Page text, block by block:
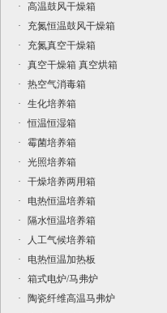
·
高温鼓风干燥箱
·
充氮恒温鼓风干燥箱
·
充氮真空干燥箱
·
真空干燥箱 真空烘箱
·
热空气消毒箱
·
生化培养箱
·
恒温恒湿箱
·
霉菌培养箱
·
光照培养箱
·
干燥培养两用箱
·
电热恒温培养箱
·
隔水恒温培养箱
·
人工气候培养箱
·
电热恒温加热板
·
箱式电炉/马弗炉
·
陶瓷纤维高温马弗炉